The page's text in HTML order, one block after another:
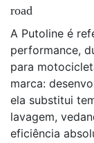
road
A Putoline é
performance,
para
marca:
ela substitui
lavagem,
eficiência